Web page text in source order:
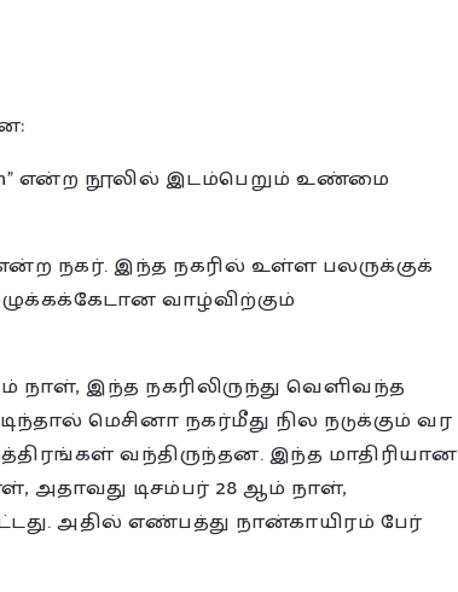
என்ற நூலில் இடம்பெறும் உண்மை
என்ற நகர். இந்த நகரில் உள்ள பலருக்குக்
வாழ்விற்கும்
நாள், இந்த நகரிலிருந்து வெளிவந்த
மெசினா நகர்மீது நில நடுக்கும் வர
வந்திருந்தன. இந்த மாதிரியான
அதாவது டிசம்பர் 28 ஆம் நாள்,
அதில் எண்பத்து நான்காயிரம் பேர்